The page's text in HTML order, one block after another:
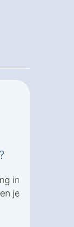
in
je